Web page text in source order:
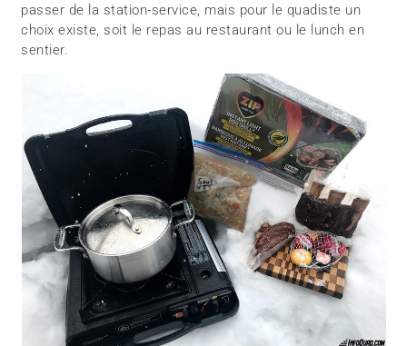
passer de la station-service, mais pour le quadiste un
choix existe, soit le repas au restaurant ou le lunch en
sentier.